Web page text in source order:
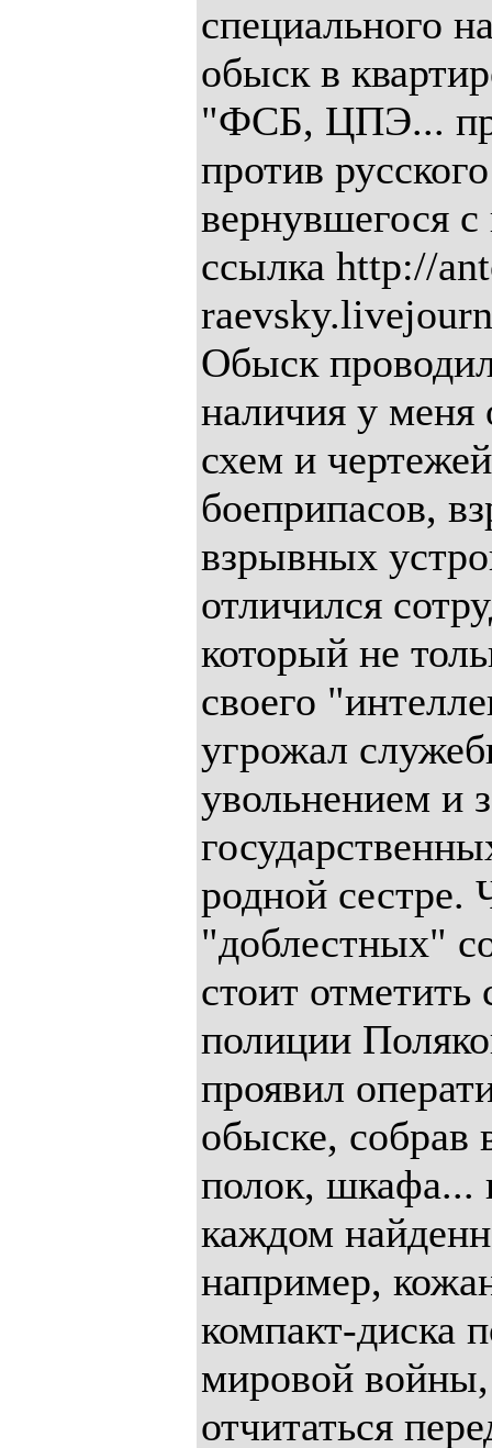
специального
обыск в
"ФСБ, ЦПЭ...
против
вернувшегося
ссылка http://
Обыск
наличия у меня
схем и
боеприпасов,
взрывных
отличился
который не
своего
угрожал
увольнением и
родной сестре.
"доблестных"
стоит отметить
полиции
проявил
обыске, собрав
полок, шкафа...
каждом
например,
компакт-диска
мировой
отчитаться